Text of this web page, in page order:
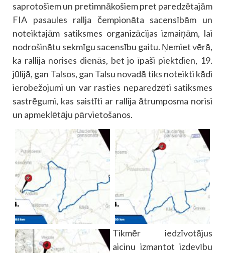
saprotošiem un pretimnākošiem pret paredzētajām
FIA pasaules rallja čempionāta sacensībām un
noteiktajām satiksmes organizācijas izmaiņām, lai
nodrošinātu sekmīgu sacensību gaitu. Ņemiet vērā,
ka rallija norises dienās, bet jo īpaši piektdien, 19.
jūlijā, gan Talsos, gan Talsu novadā tiks noteikti kādi
ierobežojumi un var rasties neparedzēti satiksmes
sastrēgumi, kas saistīti ar rallija ātrumposma norisi
un apmeklētāju pārvietošanos.
Tikmēr iedzīvotājus
aicinu izmantot izdevību